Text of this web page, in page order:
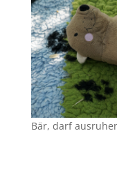
Bär, darf